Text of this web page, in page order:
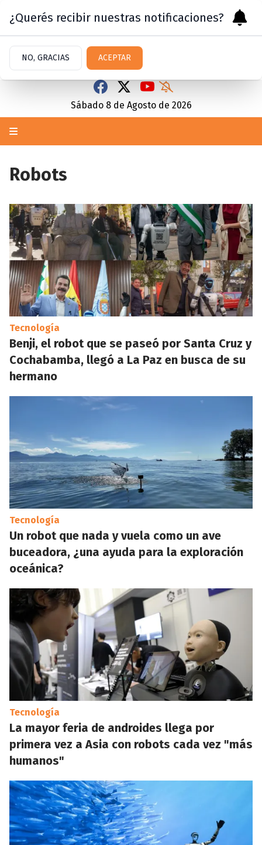
Sábado 8 de Agosto de 2026
Robots
Tecnología
Benji, el robot que se paseó por Santa Cruz y
Cochabamba, llegó a La Paz en busca de su
hermano
Tecnología
Un robot que nada y vuela como un ave
buceadora, ¿una ayuda para la exploración
oceánica?
Tecnología
La mayor feria de androides llega por
primera vez a Asia con robots cada vez "más
humanos"
¿Querés recibir nuestras notificaciones?
NO, GRACIAS ACEPTAR